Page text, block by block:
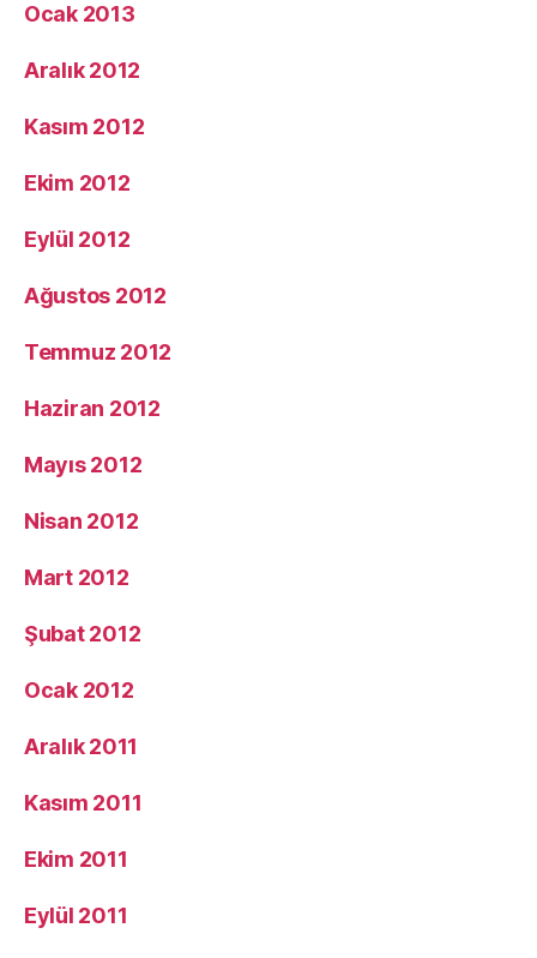
Ocak 2013
Aralık 2012
Kasım 2012
Ekim 2012
Eylül 2012
Ağustos 2012
Temmuz 2012
Haziran 2012
Mayıs 2012
Nisan 2012
Mart 2012
Şubat 2012
Ocak 2012
Aralık 2011
Kasım 2011
Ekim 2011
Eylül 2011